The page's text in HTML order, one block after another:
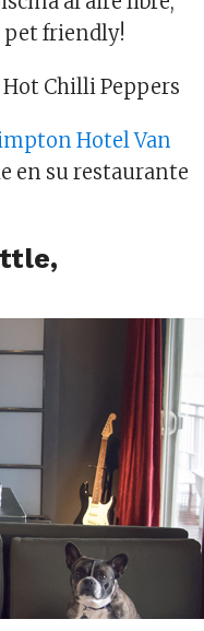
pet friendly!
Hot Chilli Peppers
Hotel Van
en su restaurante